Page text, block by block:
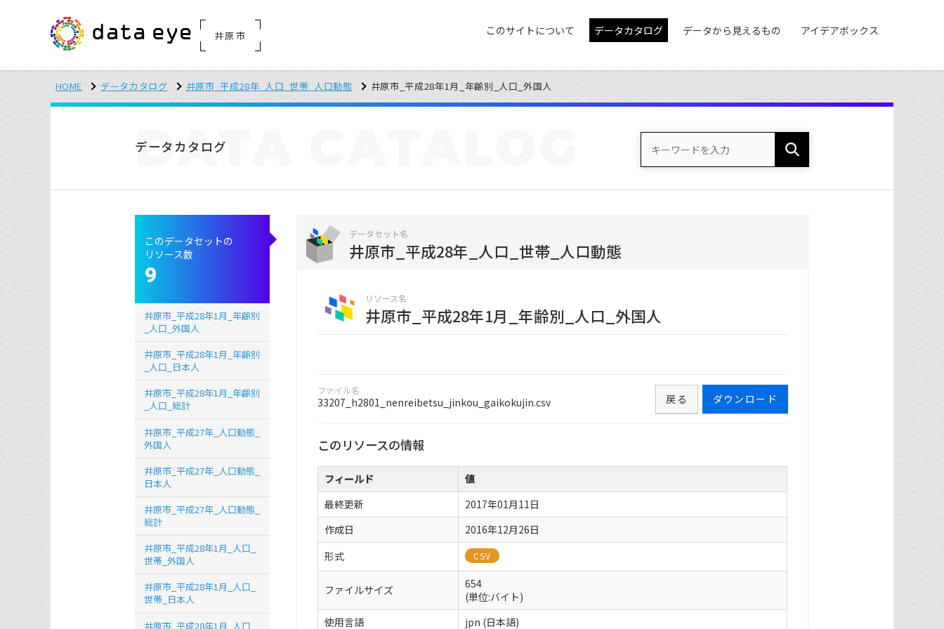
井原市 このサイトについて データカタログ データから見えるもの アイデアボックス
HOME データカタログ 井原市_平成28年_人口_世帯_人口動態 井原市_平成28年1月_年齢別_人口_外国人
データカタログ
DATA
データセット名
井原市_平成28年_人口_世帯_人口動態
リソース名
井原市_平成28年1月_年齢別_人口_外国人
ファイル名
33207_h2801_nenreibetsu_jinkou_gaikokujin.csv ダウンロード
戻る
このリソースの情報
フィールド
値
最終更新
2017年01月11日
作成日
2016年12月26日
形式
CSV
ファイルサイズ
654
(単位:バイト)
使用言語
jpn (日本語)
このデータセットの
リソース数
9
井原市_平成28年1月_年齢別
_人口_外国人
井原市_平成28年1月_年齢別
_人口_日本人
井原市_平成28年1月_年齢別
_人口_総計
井原市_平成27年_人口動態_
外国人
井原市_平成27年_人口動態_
日本人
井原市_平成27年_人口動態_
総計
井原市_平成28年1月_人口_
世帯_外国人
井原市_平成28年1月_人口_
世帯_日本人
井原市_平成28年1月_人口_